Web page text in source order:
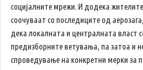
социјалните мрежи. И додека
соочуваат со последиците од
дека локалната и централната власт
предизборните ветувања, па затоа и
спроведување на конкретни мерки за